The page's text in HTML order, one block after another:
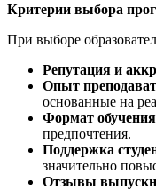
Критерии выбора
При выборе
Репутация и
Опыт
основанные на
Формат
предпочтения.
Поддержка
значительно
Отзывы